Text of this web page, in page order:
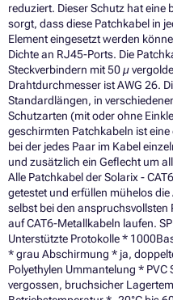
reduziert. Dieser Schutz hat
sorgt, dass diese Patchkabel in
Element eingesetzt werden
Dichte an RJ45-Ports. Die
Steckverbindern mit 50 µ
Drahtdurchmesser ist AWG 26.
Standardlängen, in
Schutzarten (mit oder ohne
geschirmten Patchkabeln ist
bei der jedes Paar im Kabel
und zusätzlich ein Geflecht um
Alle Patchkabel der Solarix -
getestet und erfüllen mühelos
selbst bei den
auf CAT6-Metallkabeln laufen.
Unterstützte Protokolle *
* grau Abschirmung * ja,
Polyethylen Ummantelung *
vergossen, bruchsicher